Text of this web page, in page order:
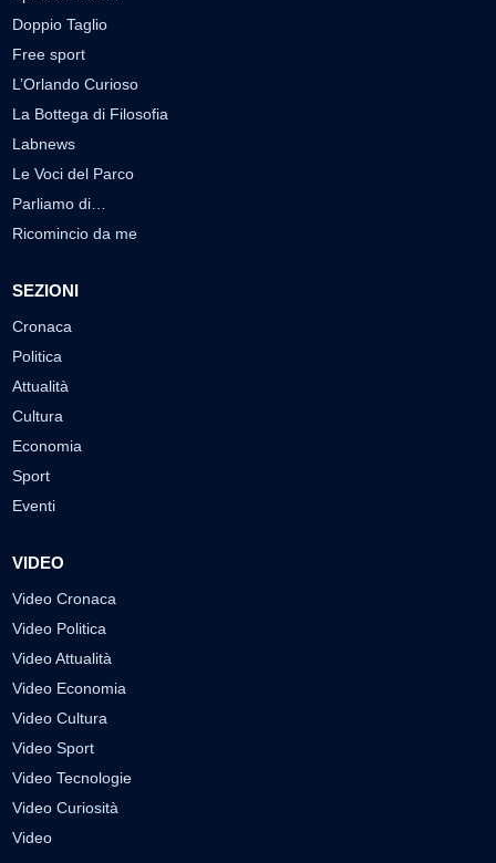
Doppio Taglio
Free sport
L’Orlando Curioso
La Bottega di Filosofia
Labnews
Le Voci del Parco
Parliamo di…
Ricomincio da me
SEZIONI
Cronaca
Politica
Attualità
Cultura
Economia
Sport
Eventi
VIDEO
Video Cronaca
Video Politica
Video Attualità
Video Economia
Video Cultura
Video Sport
Video Tecnologie
Video Curiosità
Video